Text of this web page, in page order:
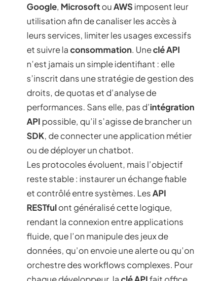
Google, MicrosoftouAWSimposent leur
utilisation afin de canaliser les accès à
leurs services, limiter les usages excessifs
et suivre laconsommation. Uneclé API
n’est jamais un simple identifiant : elle
s’inscrit dans une stratégie de gestion des
droits, de quotas et d’analyse de
performances. Sans elle, pas d’intégration
API possible, qu’il s’agisse de brancher un
SDK, de connecter une application métier
ou de déployer un chatbot.
Les protocoles évoluent, mais l’objectif
reste stable : instaurer un échange fiable
et contrôlé entre systèmes. LesAPI
RESTfulont généralisé cette logique,
rendant la connexion entre applications
fluide, que l’on manipule des jeux de
données, qu’on envoie une alerte ou qu’on
orchestre des workflows complexes. Pour
chaque développeur, laclé APIfait office